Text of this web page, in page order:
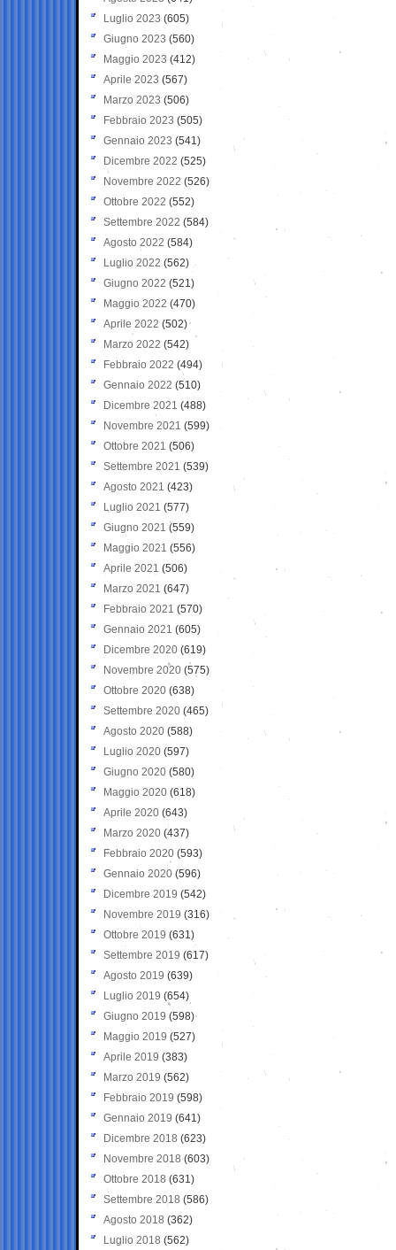
Luglio 2023 (605)
Giugno 2023 (560)
Maggio 2023 (412)
Aprile 2023 (567)
Marzo 2023 (506)
Febbraio 2023 (505)
Gennaio 2023 (541)
Dicembre 2022 (525)
Novembre 2022 (526)
Ottobre 2022 (552)
Settembre 2022 (584)
Agosto 2022 (584)
Luglio 2022 (562)
Giugno 2022 (521)
Maggio 2022 (470)
Aprile 2022 (502)
Marzo 2022 (542)
Febbraio 2022 (494)
Gennaio 2022 (510)
Dicembre 2021 (488)
Novembre 2021 (599)
Ottobre 2021 (506)
Settembre 2021 (539)
Agosto 2021 (423)
Luglio 2021 (577)
Giugno 2021(559)
Maggio 2021 (556)
Aprile 2021 (506)
Marzo 2021 (647)
Febbraio 2021 (570)
Gennaio 2021 (605)
Dicembre 2020 (619)
Novembre 2020 (575)
Ottobre 2020 (638)
Settembre 2020(465)
Agosto 2020 (588)
Luglio 2020 (597)
Giugno 2020 (580)
Maggio 2020 (618)
Aprile 2020 (643)
Marzo 2020 (437)
Febbraio 2020 (593)
Gennaio 2020 (596)
Dicembre 2019 (542)
Novembre 2019 (316)
Ottobre 2019 (631)
Settembre 2019 (617)
Agosto 2019 (639)
Luglio 2019 (654)
Giugno 2019 (598)
Maggio 2019 (527)
Aprile 2019 (383)
Marzo 2019 (562)
Febbraio 2019 (598)
Gennaio 2019 (641)
Dicembre 2018 (623)
Novembre 2018 (603)
Ottobre 2018 (631)
Settembre 2018 (586)
Agosto 2018 (362)
Luglio 2018 (562)